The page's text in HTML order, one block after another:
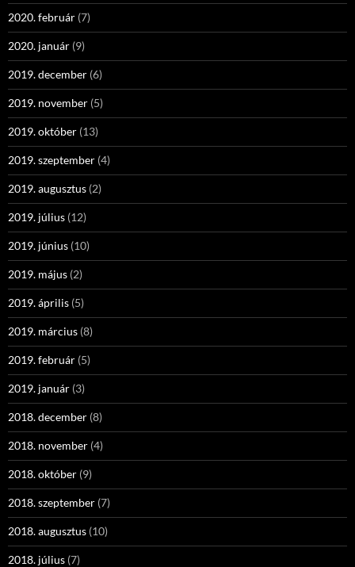
2020. február (7)
2020. január (9)
2019. december (6)
2019. november (5)
2019. október (13)
2019. szeptember (4)
2019. augusztus (2)
2019. július (12)
2019. június (10)
2019. május (2)
2019. április (5)
2019. március (8)
2019. február (5)
2019. január (3)
2018. december (8)
2018. november (4)
2018. október (9)
2018. szeptember (7)
2018. augusztus (10)
2018. július (7)